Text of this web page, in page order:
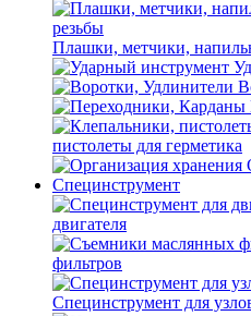
Плашки, метчики,
пистолеты для герметика
Специнструмент
двигателя
фильтров
Специнструмент для